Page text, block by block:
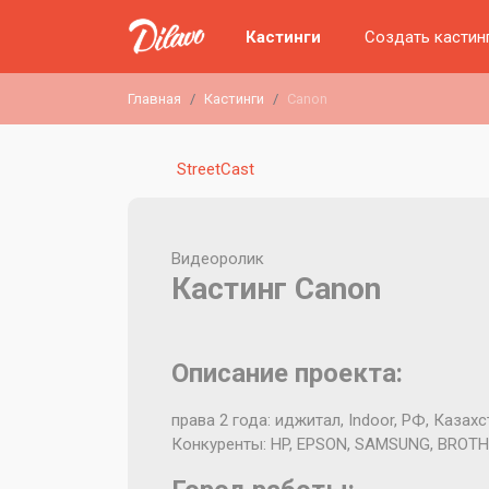
Кастинги Создать
Главная Кастинги Canon
StreetCast
Видеоролик
Кастинг Canon
Описание проекта:
права 2 года: иджитал, Indoor, РФ,
Конкуренты: HP, EPSON, SAMSUNG,